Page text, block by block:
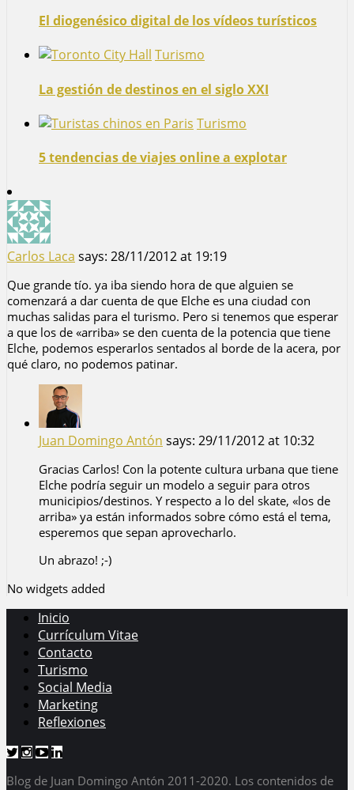
El diogenésico digital de los vídeos turísticos
Turismo
La gestión de destinos en el siglo XXI
Turismo
5 tendencias de viajes online a explotar
Carlos Laca says: 28/11/2012 at 19:19
Que grande tío. ya iba siendo hora de que alguien se
comenzará a dar cuenta de que Elche es una ciudad con
muchas salidas para el turismo. Pero si tenemos que esperar
a que los de «arriba» se den cuenta de la potencia que tiene
Elche, podemos esperarlos sentados al borde de la acera, por
qué claro, no podemos patinar.
Juan Domingo Antón says: 29/11/2012 at 10:32
Gracias Carlos! Con la potente cultura urbana que tiene
Elche podría seguir un modelo a seguir para otros
municipios/destinos. Y respecto a lo del skate, «los de
arriba» ya están informados sobre cómo está el tema,
esperemos que sepan aprovecharlo.
Un abrazo! ;-)
No widgets added
Inicio
Currículum Vitae
Contacto
Turismo
Social Media
Marketing
Reflexiones
Blog de Juan Domingo Antón 2011-2020. Los contenidos de